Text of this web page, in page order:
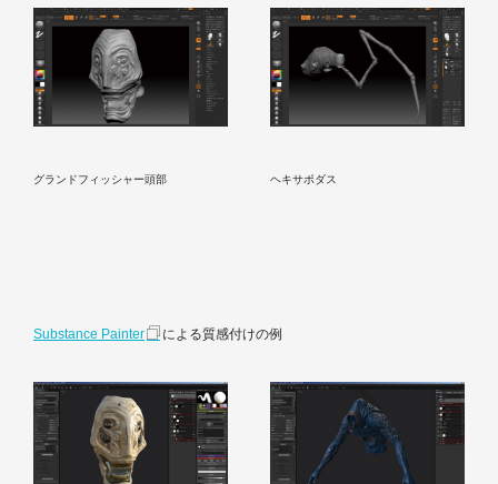
グランドフィッシャー頭部 ヘキサポダス
Substance Painter による質感付けの例